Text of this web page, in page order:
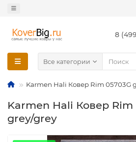
8
Все категории
Karmen Hali Ковер Rim 05703G
Karmen Hali Ковер Rim
grey/grey